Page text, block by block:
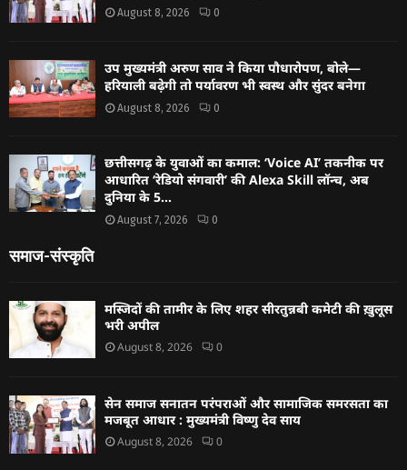
August 8, 2026 0
उप मुख्यमंत्री अरुण साव ने किया पौधारोपण, बोले—
हरियाली बढ़ेगी तो पर्यावरण भी स्वस्थ और सुंदर बनेगा
August 8, 2026 0
छत्तीसगढ़ के युवाओं का कमाल: ‘Voice AI’ तकनीक पर
आधारित ‘रेडियो संगवारी’ की Alexa Skill लॉन्च, अब
दुनिया के 5...
August 7, 2026 0
समाज-संस्कृति
मस्जिदों की तामीर के लिए शहर सीरतुन्नबी कमेटी की ख़ुलूस
भरी अपील
August 8, 2026 0
सेन समाज सनातन परंपराओं और सामाजिक समरसता का
मजबूत आधार : मुख्यमंत्री विष्णु देव साय
August 8, 2026 0